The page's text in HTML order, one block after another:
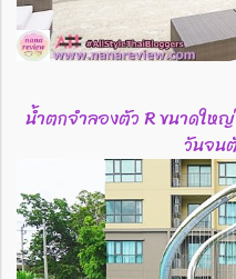
น้ำตกจำลองตัว R ขนาดให
วันจน